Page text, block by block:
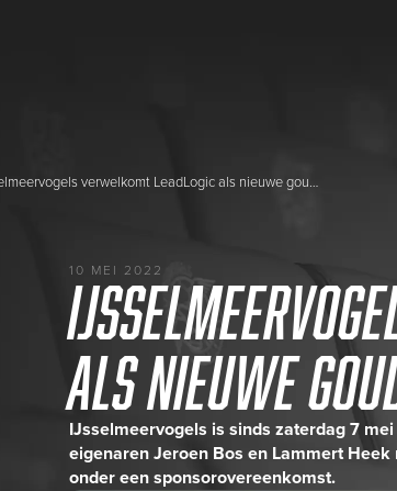
10 MEI 2022
als nieuwe
IJsselmeervogels is sinds zaterdag 7
eigenaren Jeroen Bos en Lammert
onder een sponsorovereenkomst.